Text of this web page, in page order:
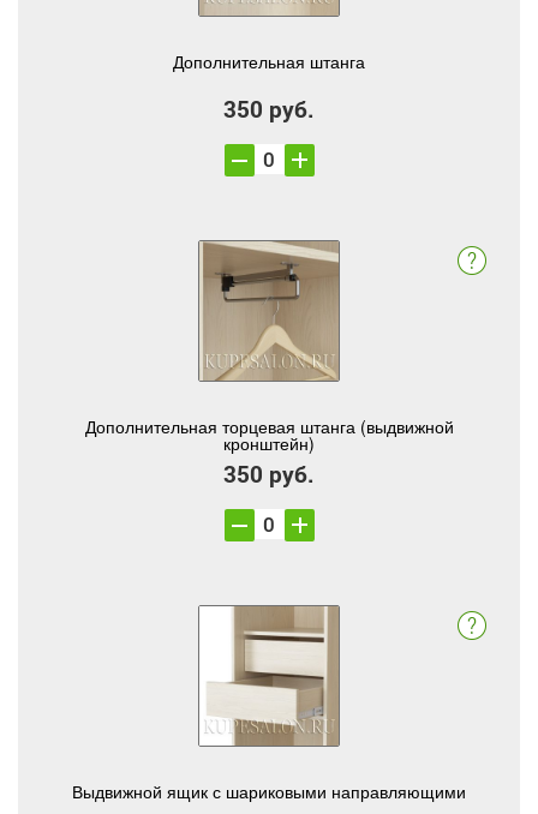
Дополнительная штанга
350 руб.
Дополнительная торцевая штанга (выдвижной
кронштейн)
350 руб.
Выдвижной ящик с шариковыми направляющими